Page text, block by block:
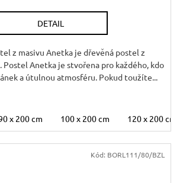
DETAIL
z masivu Anetka je dřevěná postel z
Postel Anetka je stvořena pro každého, kdo
a útulnou atmosféru. Pokud toužíte...
x 200 cm 100 x 200 cm 120 x 200 cm
Kód: BORL111/80/BZL